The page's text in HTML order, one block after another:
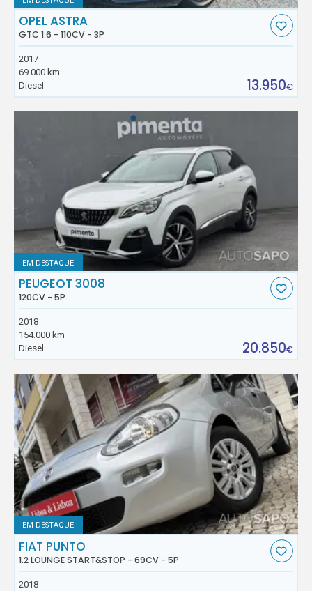
OPEL ASTRA
GTC 1.6 - 110CV - 3P
2017
69.000 km
Diesel
13.950€
EM DESTAQUE
PEUGEOT 3008
120CV - 5P
2018
154.000 km
Diesel
20.850€
EM DESTAQUE
FIAT PUNTO
1.2 LOUNGE START&STOP - 69CV - 5P
2018